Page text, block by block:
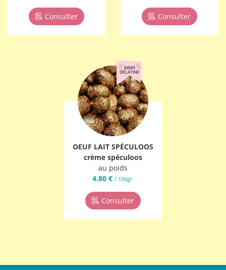
Consulter Consulter
OEUF LAIT SPÉCULOOS
crème spéculoos
au poids
4.80 € / 100gr.
Consulter